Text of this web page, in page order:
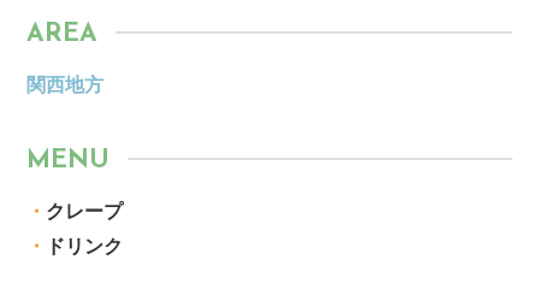
AREA
関西地方
MENU
・ クレープ
・
ドリンク